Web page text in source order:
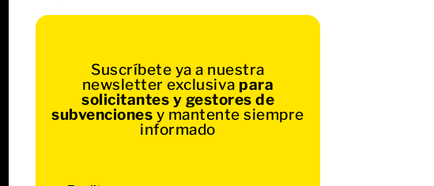
Suscríbete ya a nuestra
newsletter exclusiva para
solicitantes y gestores de
subvenciones y mantente siempre
informado